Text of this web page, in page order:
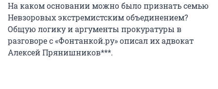
На каком основании можно было признать семью
Невзоровых экстремистским объединением?
Общую логику и аргументы прокуратуры в
разговоре с «Фонтанкой.ру» описал их адвокат
Алексей Прянишников***.